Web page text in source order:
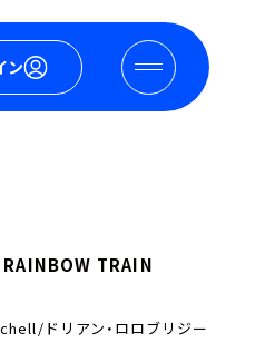
ン
RAINBOW TRAIN
ドリアン・ロロブリジー